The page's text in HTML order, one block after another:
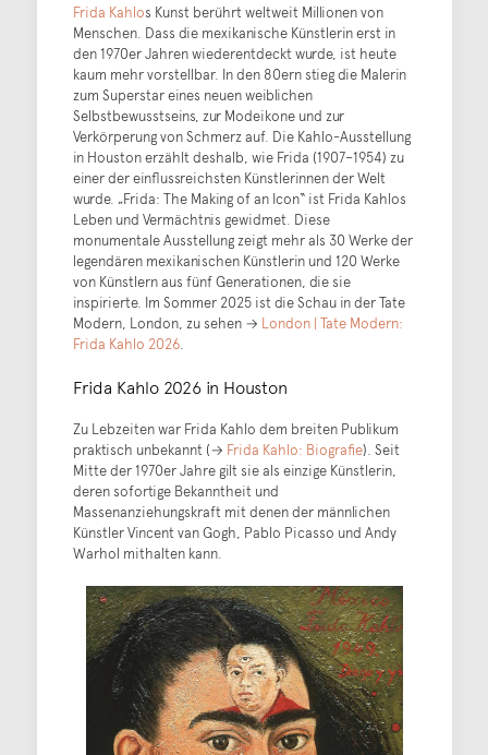
Frida Kahlos Kunst berührt weltweit Millionen von
Menschen. Dass die mexikanische Künstlerin erst in
den 1970er Jahren wiederentdeckt wurde, ist heute
kaum mehr vorstellbar. In den 80ern stieg die Malerin
zum Superstar eines neuen weiblichen
Selbstbewusstseins, zur Modeikone und zur
Verkörperung von Schmerz auf. Die Kahlo-Ausstellung
in Houston erzählt deshalb, wie Frida (1907–1954) zu
einer der einflussreichsten Künstlerinnen der Welt
wurde. „Frida: The Making of an Icon“ ist Frida Kahlos
Leben und Vermächtnis gewidmet. Diese
monumentale Ausstellung zeigt mehr als 30 Werke der
legendären mexikanischen Künstlerin und 120 Werke
von Künstlern aus fünf Generationen, die sie
inspirierte. Im Sommer 2025 ist die Schau in der Tate
Modern, London, zu sehen → London | Tate Modern:
Frida Kahlo 2026.
Frida Kahlo 2026 in Houston
Zu Lebzeiten war Frida Kahlo dem breiten Publikum
praktisch unbekannt (→ Frida Kahlo: Biografie). Seit
Mitte der 1970er Jahre gilt sie als einzige Künstlerin,
deren sofortige Bekanntheit und
Massenanziehungskraft mit denen der männlichen
Künstler Vincent van Gogh, Pablo Picasso und Andy
Warhol mithalten kann.